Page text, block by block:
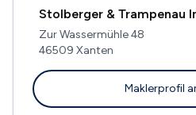
Stolberger & Trampenau
Zur Wassermühle 48
46509 Xanten
Maklerprofil